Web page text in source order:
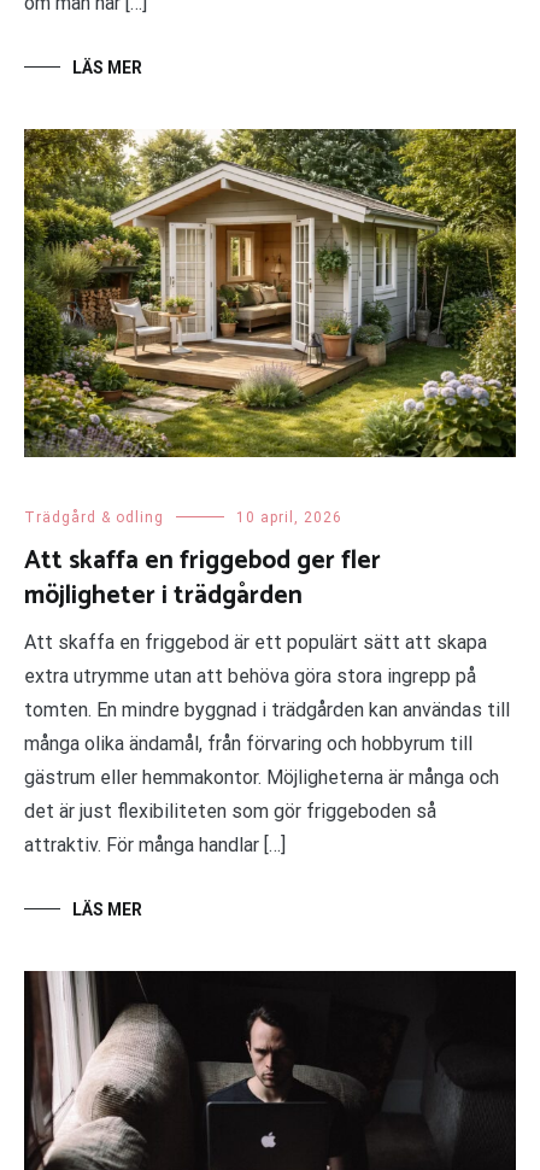
LÄS MER
Trädgård & odling 10 april, 2026
Att skaffa en friggebod ger fler
möjligheter i trädgården
Att skaffa en friggebod är ett populärt sätt att skapa
extra utrymme utan att behöva göra stora ingrepp på
tomten. En mindre byggnad i trädgården kan användas till
många olika ändamål, från förvaring och hobbyrum till
gästrum eller hemmakontor. Möjligheterna är många och
det är just flexibiliteten som gör friggeboden så
attraktiv. För många handlar […]
LÄS MER